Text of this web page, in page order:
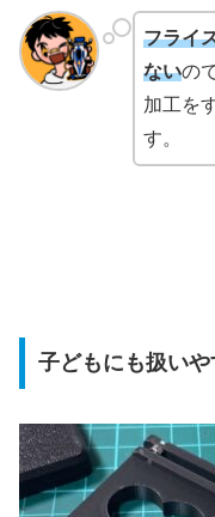
フライ
ないの
加工を
す。
子どもにも扱いや